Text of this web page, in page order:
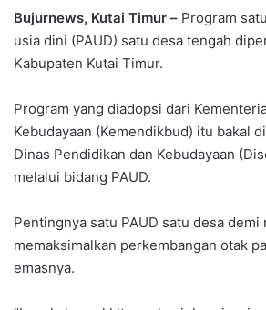
Bujurnews, Kutai Timur – Program
usia dini (PAUD) satu desa tengah
Kabupaten Kutai Timur.
Program yang diadopsi dari
Kebudayaan (Kemendikbud) itu bakal
Dinas Pendidikan dan Kebudayaan
melalui bidang PAUD.
Pentingnya satu PAUD satu desa demi
memaksimalkan perkembangan otak
emasnya.